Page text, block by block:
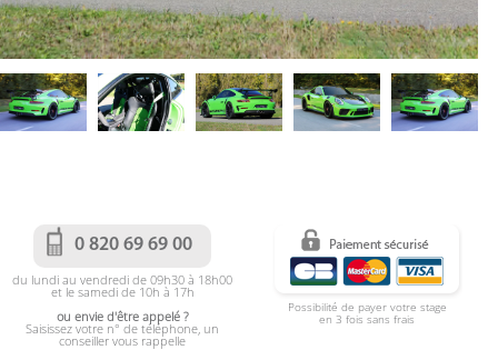
0 820 69 69 00
du lundi au vendredi de 09h30 à 18h00
et le samedi de 10h à 17h
ou envie d'être appelé ?
Saisissez votre n° de téléphone, un
conseiller vous rappelle
Possibilité de payer votre stage
en 3 fois sans frais